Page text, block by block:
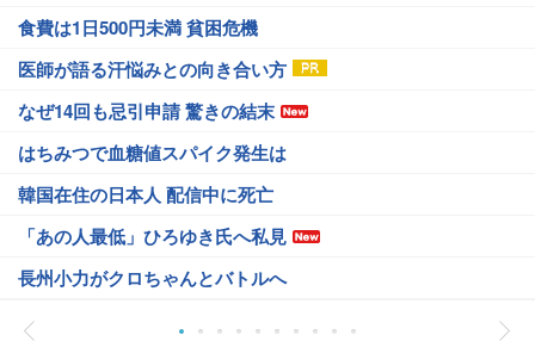
食費は1日500円未満 貧困危機
医師が語る汗悩みとの向き合い方
なぜ14回も忌引申請 驚きの結末
はちみつで血糖値スパイク発生は
韓国在住の日本人 配信中に死亡
「あの人最低」ひろゆき氏へ私見
長州小力がクロちゃんとバトルへ